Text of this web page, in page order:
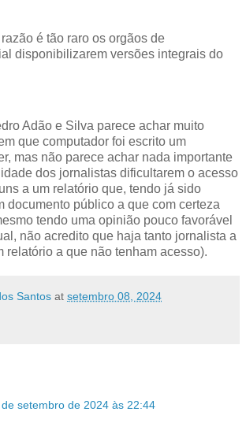
é tão raro os orgãos de
disponibilizarem versões integrais do
Adão e Silva parece achar muito
que computador foi escrito um
mas não parece achar nada importante
dos jornalistas dificultarem o acesso
a um relatório que, tendo já sido
documento público a que com certeza
tendo uma opinião pouco favorável
não acredito que haja tanto jornalista a
relatório a que não tenham acesso).
Santos at setembro 08, 2024
setembro de 2024 às 22:44